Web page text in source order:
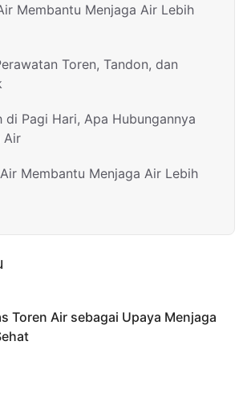
Membantu Menjaga Air Lebih
Toren, Tandon, dan
di Pagi Hari, Apa Hubungannya
Air
Membantu Menjaga Air Lebih
Toren Air sebagai Upaya Menjaga